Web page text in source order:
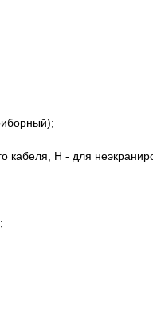
кабеля, Н - для